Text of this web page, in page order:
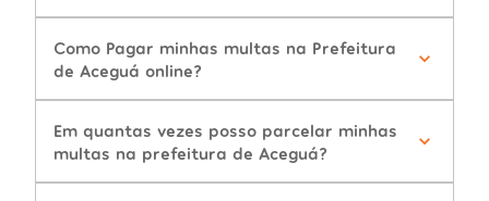
Como Pagar minhas multas na Prefeitura
de Aceguá online?
Em quantas vezes posso parcelar minhas
multas na prefeitura de Aceguá?